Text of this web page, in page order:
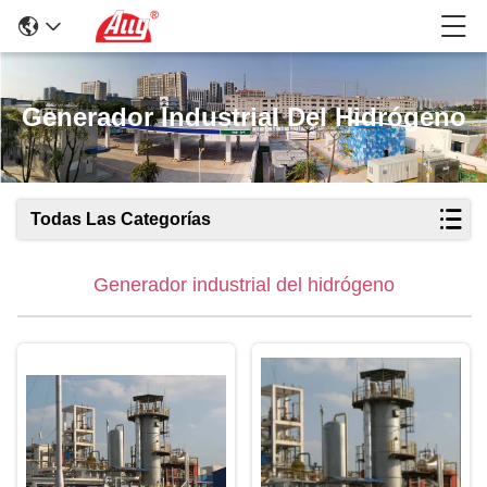
Generador Industrial Del Hidrógeno
Todas Las Categorías
Generador industrial del hidrógeno